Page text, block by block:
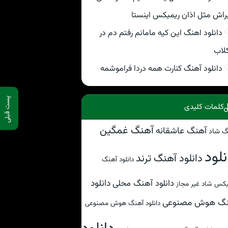
پست قبلی
مثل اذان ریمیکس اینستا
دانلود اهنگ این کیه مامانم رفتم دم در
دانلود آهنگ کنارت همه دردا فراموشمه
کلمات کلیدی
شادآهنگ عاشقانهآهنگ غمگین
دانلود آهنگ ترند دانلود آهنگ
شاد غیر مجاز دانلود آهنگ محلیدانلود
هوش مصنوعی دانلود آهنگ هوش مصنوعی